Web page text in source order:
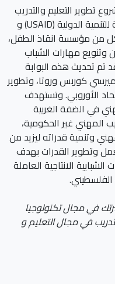
تطوير التعليم والتدريب
المهني الممول من الوكالة الامريكية للتنمية الدولية (USAID) و
من مؤسسة انقاذ الطفل،
مهارات الشباب
وذلك في العام 2011 ، وقد تم تحديث هذه البوابة
2018 بدعم من ميرسي كوربس وروتا، وتطوير
الأوروبي. وتستهدف
في الضفة الغربية
المهني غير الحكومية،
وتنمية قدراته ليزيد من
وتطوير القدرات بهدف
الانتاجية العاملة
في مجال تكنولوجيا
في مجال التعليم و